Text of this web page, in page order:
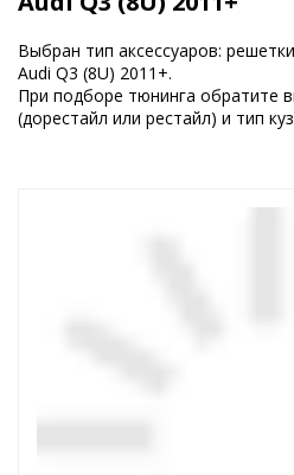
Выбран тип аксессуаров:
Audi Q3 (8U) 2011+.
При подборе тюнинга обратите
(дорестайл или рестайл) и тип